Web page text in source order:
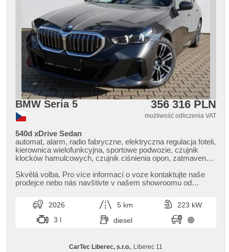
BMW Seria 5 356 316 PLN
możliwość odliczenia VAT
540d xDrive Sedan
automat, alarm, radio fabryczne, elektryczna regulacja foteli,
kierownica wielofunkcyjna, sportowe podwozie, czujnik
klocków hamulcowych, czujnik ciśnienia opon, zatmavená
bezklíčové odemykání, bezklíčové startování, odvětrávaná
sedadla, podgrzewane fotele, asystent martwego pola, LED
Skvělá volba. Pro více informací o voze kontaktujte naše
prodejce nebo nás navštivte v našem showroomu od
2026 5 km
223 kW
3 l
diesel
CarTec Liberec, s.r.o. , Liberec 11